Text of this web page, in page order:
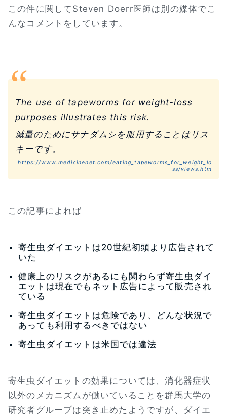
この件に関してSteven Doerr医師は別の媒体でこ
んなコメントをしています。
The use of tapeworms for weight-loss
purposes illustrates this risk.
減量のためにサナダムシを服用することはリス
キーです。
https://www.medicinenet.com/eating_tapeworms_for_weight_lo
ss/views.htm
この記事によれば
寄生虫ダイエットは20世紀初頭より広告されて
いた
健康上のリスクがあるにも関わらず寄生虫ダイ
エットは現在でもネット広告によって販売され
ている
寄生虫ダイエットは危険であり、どんな状況で
あっても利用するべきではない
寄生虫ダイエットは米国では違法
寄生虫ダイエットの効果については、消化器症状
以外のメカニズムが働いていることを群馬大学の
研究者グループは突き止めたようですが、ダイエ